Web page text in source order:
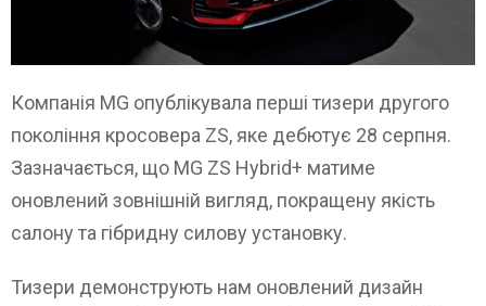
Компанія MG опублікувала перші тизери другого
покоління кросовера ZS, яке дебютує 28 серпня.
Зазначається, що MG ZS Hybrid+ матиме
оновлений зовнішній вигляд, покращену якість
салону та гібридну силову установку.
Тизери демонструють нам оновлений дизайн